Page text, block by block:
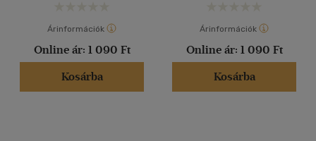
Árinformációk
Online ár: 1 090 Ft
Kosárba
Árinformációk
Online ár: 1 090 Ft
Kosárba